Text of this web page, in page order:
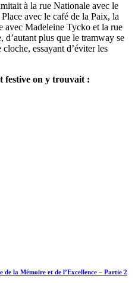
à la rue Nationale avec le
avec le café de la Paix, la
avec Madeleine Tycko et la rue
d’autant plus que le tramway se
essayant d’éviter les
festive on y trouvait :
de la Mémoire et de l’Excellence – Partie 2